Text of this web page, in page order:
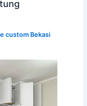
custom Bekasi